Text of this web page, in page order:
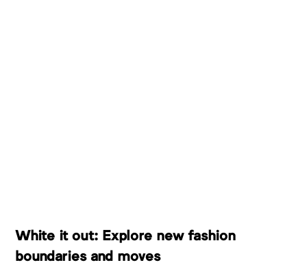
White it out: Explore new fashion
boundaries and moves